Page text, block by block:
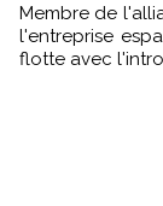
Membre de
l'entreprise
flotte avec